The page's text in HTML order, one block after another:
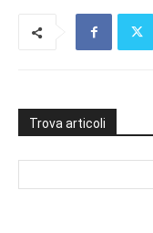
Trova articoli